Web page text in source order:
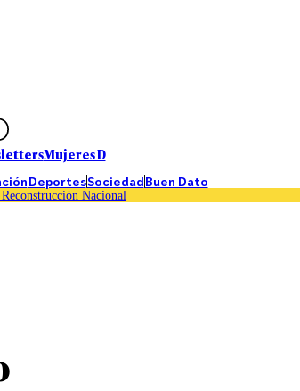
Mujeres D
DeportesSociedadBuen Dato
Nacional